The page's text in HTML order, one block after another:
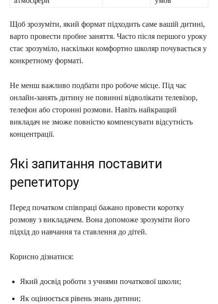
Щоб зрозуміти, який формат підходить саме вашій дитині,
варто провести пробне заняття. Часто після першого уроку
стає зрозуміло, наскільки комфортно школяр почувається у
конкретному форматі.
Не менш важливо подбати про робоче місце. Під час
онлайн-занять дитину не повинні відволікати телевізор,
телефон або сторонні розмови. Навіть найкращий
викладач не зможе повністю компенсувати відсутність
концентрації.
Які запитання поставити
репетитору
Перед початком співпраці бажано провести коротку
розмову з викладачем. Вона допоможе зрозуміти його
підхід до навчання та ставлення до дітей.
Корисно дізнатися:
Який досвід роботи з учнями початкової школи;
Як оцінюється рівень знань дитини;